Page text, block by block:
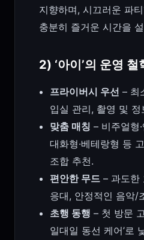
지향하며, 시끄러운 파
충분히 즐거운 시간을
2) ‘아이’의 운영 철
프라이버시 우선 – 최
입실 관리, 촬영 및
맞춤 매칭 – 비주얼형
대화형·베테랑형 등
조합 추천.
편안한 무드 – 과도한
응대, 안정적인 음악/
초행 동행 – 첫 방문
일대일 동선 케어’로